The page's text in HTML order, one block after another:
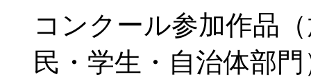
コンクール参加作品
民・学生・自治体部